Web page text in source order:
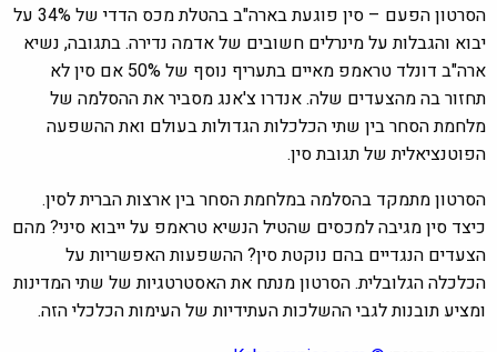
הסרטון הפעם – סין פוגעת בארה"ב בהטלת מכס הדדי של 34% על
יבוא והגבלות על מינרלים חשובים של אדמה נדירה. בתגובה, נשיא
ארה"ב דונלד טראמפ מאיים בתעריף נוסף של 50% אם סין לא
תחזור בה מהצעדים שלה. אנדרו צ'אנג מסביר את ההסלמה של
מלחמת הסחר בין שתי הכלכלות הגדולות בעולם ואת ההשפעה
הפוטנציאלית של תגובת סין.
הסרטון מתמקד בהסלמה במלחמת הסחר בין ארצות הברית לסין.
כיצד סין מגיבה למכסים שהטיל הנשיא טראמפ על ייבוא סיני? מהם
הצעדים הנגדיים בהם נוקטת סין? ההשפעות האפשריות על
הכלכלה הגלובלית. הסרטון מנתח את האסטרטגיות של שתי המדינות
ומציע תובנות לגבי ההשלכות העתידיות של העימות הכלכלי הזה.​